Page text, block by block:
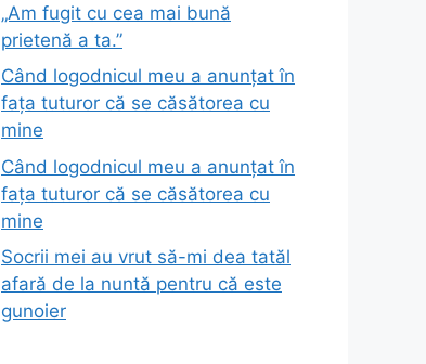
„Am fugit cu cea mai bună
prietenă a ta.”
Când logodnicul meu a anunțat în
fața tuturor că se căsătorea cu
mine
Când logodnicul meu a anunțat în
fața tuturor că se căsătorea cu
mine
Socrii mei au vrut să-mi dea tatăl
afară de la nuntă pentru că este
gunoier